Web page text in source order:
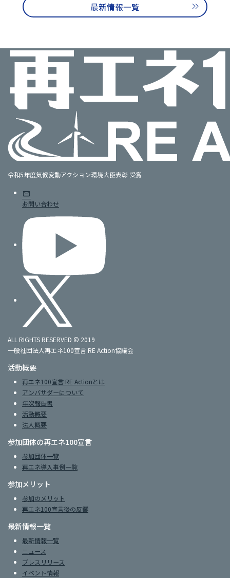
補助金などのお知らせ
最新情報一覧
令和5年度気候変動アクション環境大臣表彰 受賞
mail
お問い合わせ
ALL RIGHTS RESERVED © 2019
一般社団法人再エネ100宣言 RE Action協議会
活動概要
再エネ100宣言 RE Actionとは
アンバサダーについて
年次報告書
活動概要
法人概要
参加団体の再エネ100宣言
参加団体一覧
再エネ導入事例一覧
参加メリット
参加のメリット
再エネ100宣言後の反響
最新情報一覧
最新情報一覧
ニュース
プレスリリース
イベント情報